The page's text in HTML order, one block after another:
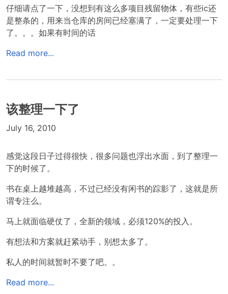
仔细请点了一下，没想到有这么多项目残留物体，有些ic还
是整条的，用来当仓库的房间已经塞满了，一定要处理一下
了。。。如果有时间的话
Read more...
该整理一下了
July 16, 2010
感觉这段日子过得很快，很多问题也浮出水面，到了整理一
下的时候了。
书在桌上越堆越高，不过已经没有闲书的踪影了，这就是所
谓专注么。
马上就面临硬仗了，全新的领域，必须120%的投入。
有想法和方案就赶紧动手，别想太多了。
私人的时间就暂时不要了吧。。
Read more...